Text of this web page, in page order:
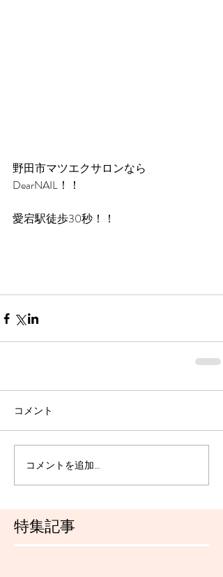
特集記事
野田市マツエクサロンなら
DearNAIL！！
愛宕駅徒歩30秒！！
コメント
コメントを追加…